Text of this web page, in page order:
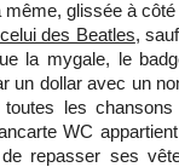
même, glissée à
des Beatles,
la mygale, le
un dollar avec un
les
WC
repasser ses